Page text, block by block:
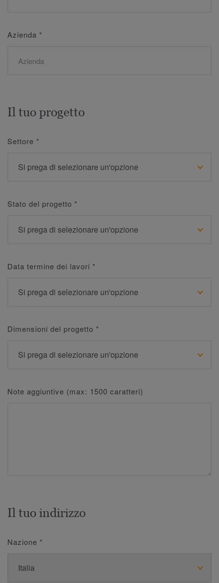
Azienda *
Il tuo progetto
Settore *
Stato del progetto *
Data termine dei lavori *
Dimensioni del progetto *
Note aggiuntive (max: 1500 caratteri)
Il tuo indirizzo
Nazione *